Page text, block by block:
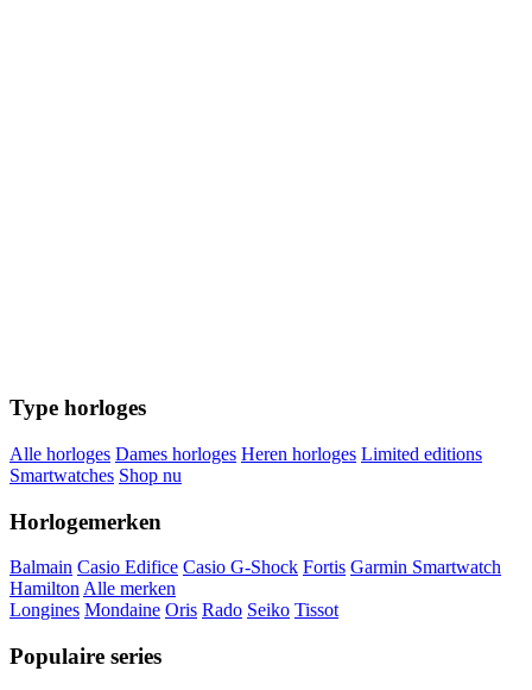
Type horloges
Alle horloges Dames horloges Heren horloges Limited editions
Smartwatches Shop nu
Horlogemerken
Balmain Casio Edifice Casio G-Shock Fortis Garmin Smartwatch
Hamilton Alle merken
Longines Mondaine Oris Rado Seiko Tissot
Populaire series